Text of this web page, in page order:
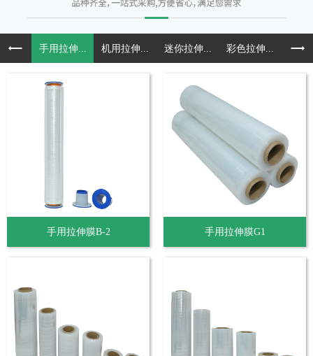
手用拉伸... 机用拉伸... 迷你拉伸... 彩色拉伸... 预
手用拉伸膜B-2 手用拉伸膜G1